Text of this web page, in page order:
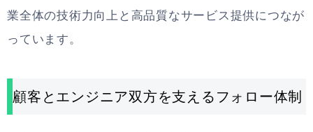
業全体の技術力向上と高品質なサービス提供につなが
っています。
顧客とエンジニア双方を支えるフォロー体制